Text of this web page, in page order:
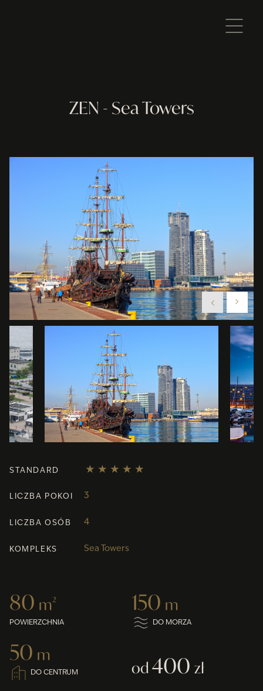
ZEN - Sea Towers
STANDARD
LICZBA POKOI 3
LICZBA OSÓB 4
KOMPLEKS Sea Towers
80 m2
POWIERZCHNIA
150 m
DO MORZA
50 m
DO CENTRUM od400 zł